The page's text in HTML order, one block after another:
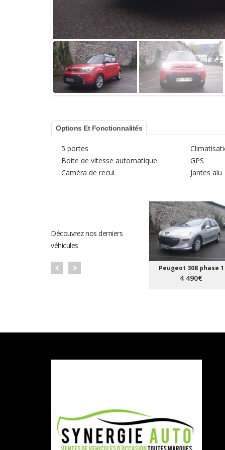
Options Et Fonctionnalités
5 portes
Boite de vitesse automatique
Caméra de recul
GPS
Jantes alu
Découvrez nos derniers
véhicules
Peugeot 308 phase 1
4 490€